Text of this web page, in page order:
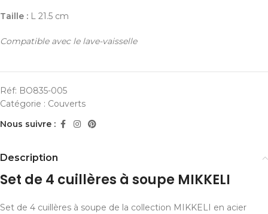
Taille : L 21.5 cm
Compatible avec le lave-vaisselle
Réf: BO835-005
Catégorie : Couverts
Nous suivre :
Description
Set de 4 cuillères à soupe MIKKELI
Set de 4 cuillères à soupe de la collection MIKKELI en acier